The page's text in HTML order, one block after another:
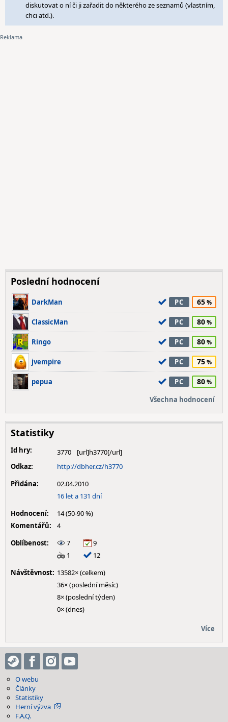
diskutovat o ní či ji zařadit do některého ze seznamů (vlastním,
chci atd.).
Poslední hodnocení
DarkMan PC 65
ClassicMan PC 80
Ringo PC 80
jvempire PC 75
pepua PC 80
Všechna hodnocení
Statistiky
Id hry:
3770
Odkaz:
http://dbher.cz/h3770
Přidána:
02.04.2010
16 let a 131 dní
Hodnocení:
14 (50-90 %)
Komentářů:
4
Oblíbenost:
7
9
1
12
Návštěvnost: 13582× (celkem)
36× (poslední měsíc)
8× (poslední týden)
0× (dnes)
Více
O webu
Články
Statistiky
Herní výzva
F.A.Q.